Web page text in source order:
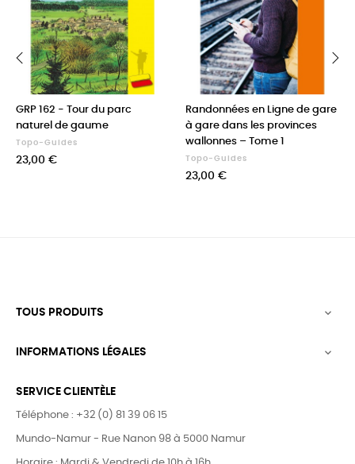
GRP 162 - Tour du parc
naturel de gaume
Topo-Guides
Prix
23,00 €
Randonnées en Ligne de gare
à gare dans les provinces
wallonnes – Tome 1
Topo-Guides
Prix
23,00 €
TOUS PRODUITS 
INFORMATIONS LÉGALES 
SERVICE CLIENTÈLE
Téléphone : +32 (0) 81 39 06 15
Mundo-Namur - Rue Nanon 98 à 5000 Namur